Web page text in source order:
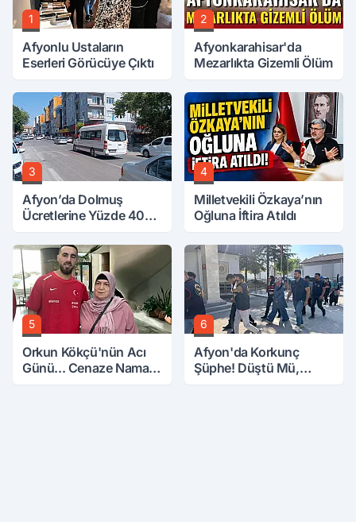
1
Afyonlu Ustaların
Eserleri Görücüye Çıktı
2
Afyonkarahisar'da
Mezarlıkta Gizemli Ölüm
3
Afyon’da Dolmuş
Ücretlerine Yüzde 40
4
Milletvekili Özkaya’nın
Oğluna İftira Atıldı
5
Orkun Kökçü'nün Acı
Günü... Cenaze Namazı
6
Afyon'da Korkunç
Şüphe! Düştü Mü,